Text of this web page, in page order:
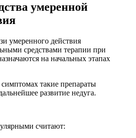
умеренной
умеренного действия
средствами терапии при
на начальных этапах
такие препараты
развитие недуга.
считают: